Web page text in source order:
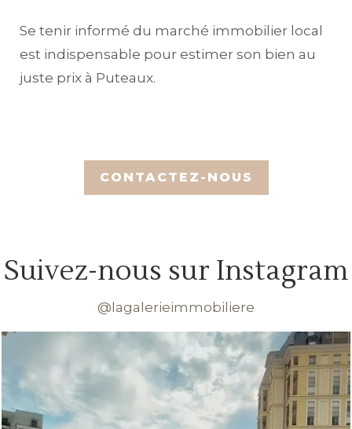
Se tenir informé du marché immobilier local
est indispensable pour estimer son bien au
juste prix à Puteaux.
Suivez-nous sur Instagram
@lagalerieimmobiliere